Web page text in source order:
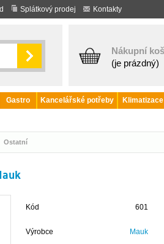
Splátkový prodej Kontakty
Nákupní
(je prázdný)
Gastro Kancelářské potřeby Klimatizace
Ostatní
Kód 601
Výrobce Mauk